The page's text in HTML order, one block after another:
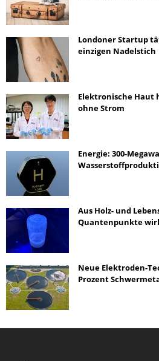
Londoner Startup
einzigen Nadelstich
Elektronische Haut
ohne Strom
Energie: 300-
Aus Holz- und
Quantenpunkte
Neue Elektroden-
Prozent